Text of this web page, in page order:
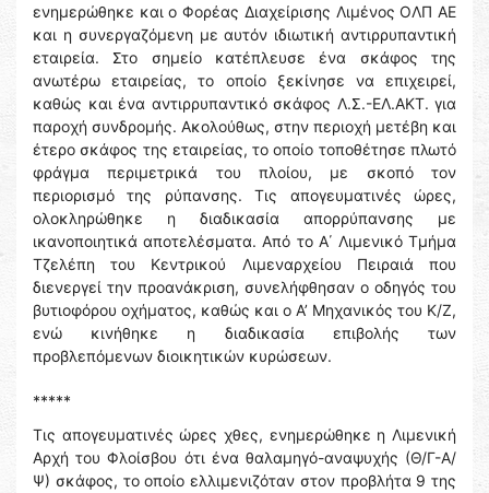
ενημερώθηκε και ο Φορέας Διαχείρισης Λιμένος ΟΛΠ ΑΕ
και η συνεργαζόμενη με αυτόν ιδιωτική αντιρρυπαντική
εταιρεία. Στο σημείο κατέπλευσε ένα σκάφος της
ανωτέρω εταιρείας, το οποίο ξεκίνησε να επιχειρεί,
καθώς και ένα αντιρρυπαντικό σκάφος Λ.Σ.-ΕΛ.ΑΚΤ. για
παροχή συνδρομής. Ακολούθως, στην περιοχή μετέβη και
έτερο σκάφος της εταιρείας, το οποίο τοποθέτησε πλωτό
φράγμα περιμετρικά του πλοίου, με σκοπό τον
περιορισμό της ρύπανσης. Τις απογευματινές ώρες,
ολοκληρώθηκε η διαδικασία απορρύπανσης με
ικανοποιητικά αποτελέσματα. Από το Α΄ Λιμενικό Τμήμα
Τζελέπη του Κεντρικού Λιμεναρχείου Πειραιά που
διενεργεί την προανάκριση, συνελήφθησαν ο οδηγός του
βυτιοφόρου οχήματος, καθώς και ο Α’ Μηχανικός του Κ/Ζ,
ενώ κινήθηκε η διαδικασία επιβολής των
προβλεπόμενων διοικητικών κυρώσεων.
*****
Τις απογευματινές ώρες χθες, ενημερώθηκε η Λιμενική
Αρχή του Φλοίσβου ότι ένα θαλαμηγό-αναψυχής (Θ/Γ-Α/
Ψ) σκάφος, το οποίο ελλιμενιζόταν στον προβλήτα 9 της